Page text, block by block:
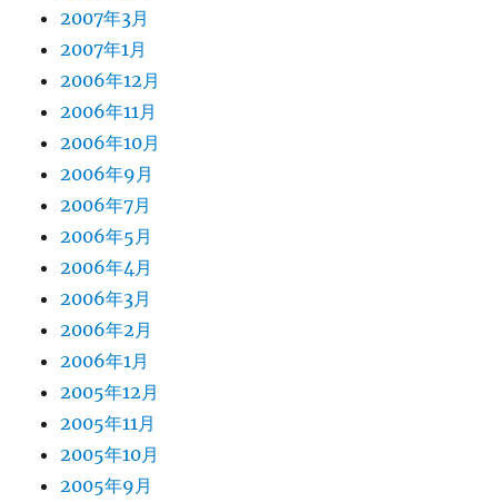
2007年3月
2007年1月
2006年12月
2006年11月
2006年10月
2006年9月
2006年7月
2006年5月
2006年4月
2006年3月
2006年2月
2006年1月
2005年12月
2005年11月
2005年10月
2005年9月